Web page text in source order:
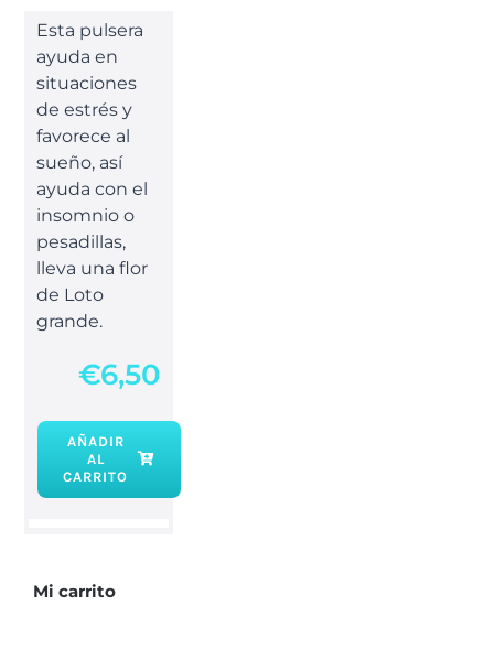
Esta pulsera
ayuda en
situaciones
de estrés y
favorece al
sueño, así
ayuda con el
insomnio o
pesadillas,
lleva una flor
de Loto
grande.
€6,50
Pulsera
Amatista
AÑADIR
AL
CARRITO
Mi carrito